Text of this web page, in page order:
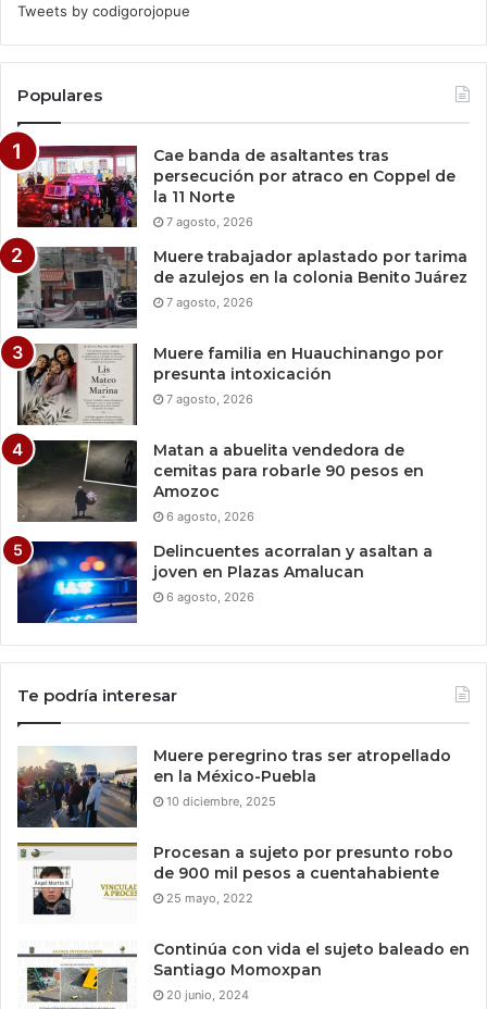
Tweets by codigorojopue
Populares
Cae banda de asaltantes tras
persecución por atraco en Coppel de
la 11 Norte
7 agosto, 2026
Muere trabajador aplastado por tarima
de azulejos en la colonia Benito Juárez
7 agosto, 2026
Muere familia en Huauchinango por
presunta intoxicación
7 agosto, 2026
Matan a abuelita vendedora de
cemitas para robarle 90 pesos en
Amozoc
6 agosto, 2026
Delincuentes acorralan y asaltan a
joven en Plazas Amalucan
6 agosto, 2026
Te podría interesar
Muere peregrino tras ser atropellado
en la México-Puebla
10 diciembre, 2025
Procesan a sujeto por presunto robo
de 900 mil pesos a cuentahabiente
25 mayo, 2022
Continúa con vida el sujeto baleado en
Santiago Momoxpan
20 junio, 2024